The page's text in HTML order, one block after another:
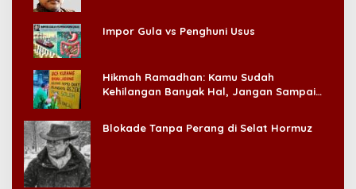
Impor Gula vs Penghuni Usus
Hikmah Ramadhan: Kamu Sudah
Kehilangan Banyak Hal, Jangan Sampai
Blokade Tanpa Perang di Selat Hormuz